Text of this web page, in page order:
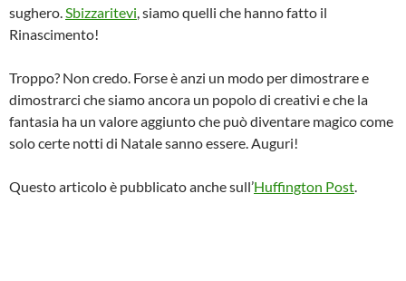
sughero. Sbizzaritevi , siamo quelli che hanno fatto il
Rinascimento!
Troppo? Non credo. Forse è anzi un modo per dimostrare e
dimostrarci che siamo ancora un popolo di creativi e che la
fantasia ha un valore aggiunto che può diventare magico come
solo certe notti di Natale sanno essere. Auguri!
Questo articolo è pubblicato anche sull’Huffington Post